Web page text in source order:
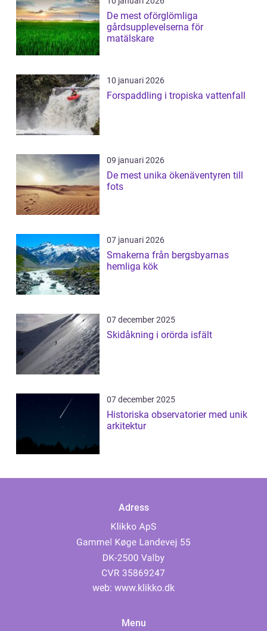
De mest oförglömliga
gårdsupplevelserna för
matälskare
10 januari 2026
Forspaddling i tropiska vattenfall
09 januari 2026
De mest unika ökenäventyren till
fots
07 januari 2026
Smakerna från bergsbyarnas
hemliga kök
07 december 2025
Skidåkning i orörda isfält
07 december 2025
Historiska observatorier med unik
arkitektur
Adress
web: www.klikko.dk
Menu